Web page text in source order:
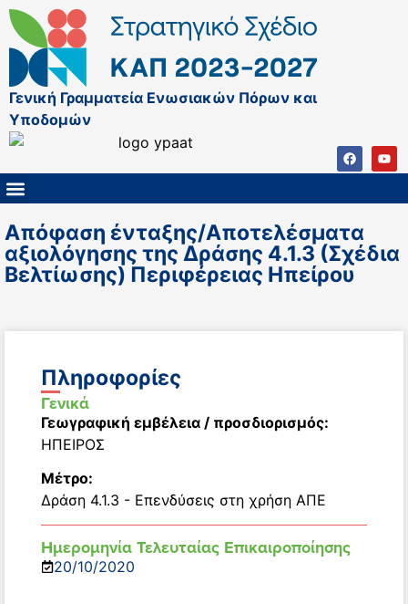
Γενική Γραμματεία Ενωσιακών Πόρων και
Υποδομών
Απόφαση ένταξης/Αποτελέσματα
αξιολόγησης της Δράσης 4.1.3 (Σχέδια
Βελτίωσης) Περιφέρειας Ηπείρου
Πληροφορίες
Γενικά
Γεωγραφική εμβέλεια / προσδιορισμός:
ΗΠΕΙΡΟΣ
Μέτρο:
Δράση 4.1.3 - Επενδύσεις στη χρήση ΑΠΕ
Ημερομηνία Τελευταίας Επικαιροποίησης
20/10/2020